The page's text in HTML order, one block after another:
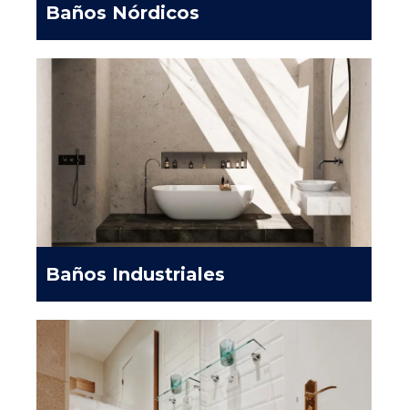
Baños Nórdicos
Baños Industriales